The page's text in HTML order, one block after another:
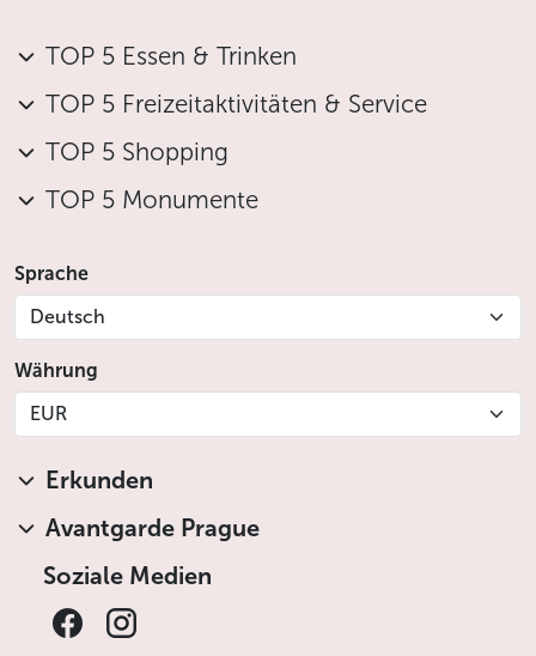
TOP 5 Essen & Trinken
TOP 5 Freizeitaktivitäten & Service
TOP 5 Shopping
TOP 5 Monumente
Sprache
Deutsch
Währung
EUR
Erkunden
Avantgarde Prague
Soziale Medien